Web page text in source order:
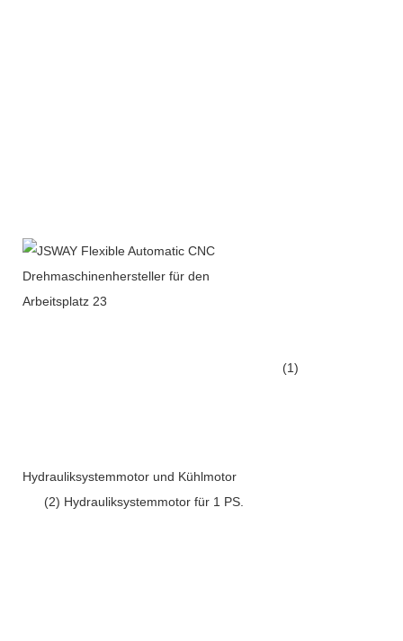
(1)
Hydrauliksystemmotor und Kühlmotor
(2) Hydrauliksystemmotor für 1 PS.